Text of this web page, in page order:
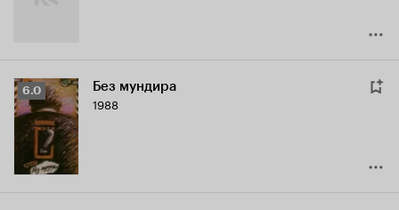
Рейтинг
Кинопоиска
6.0
6.0 Без мундира
1988